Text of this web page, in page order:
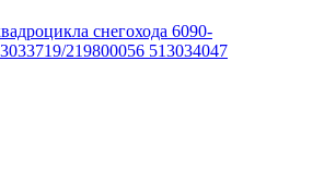
снегохода 6090-
219800056 513034047